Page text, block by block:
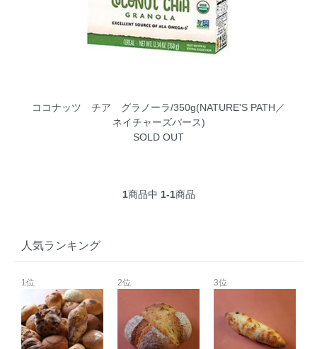
ココナッツ チア グラノーラ/350g(NATURE'S PATH／
ネイチャーズパース)
SOLD OUT
1商品中 1-1商品
人気ランキング
1位 2位 3位